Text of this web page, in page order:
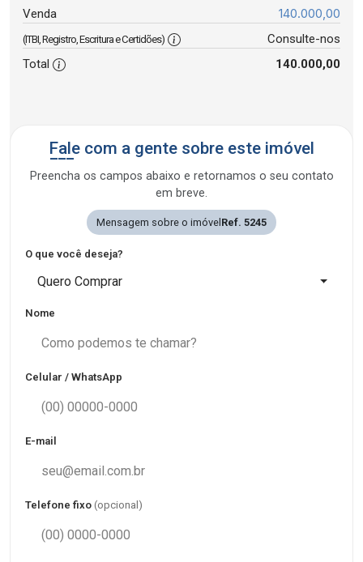
Venda 140.000,00
(ITBI, Registro, Escritura e Certidões)
Consulte-nos
Total
140.000,00
Fale com a gente sobre este imóvel
Preencha os campos abaixo e retornamos o seu contato
em breve.
Mensagem sobre o imóvel Ref. 5245
O que você deseja?
Quero Comprar
Nome
Celular / WhatsApp
E-mail
Telefone fixo (opcional)